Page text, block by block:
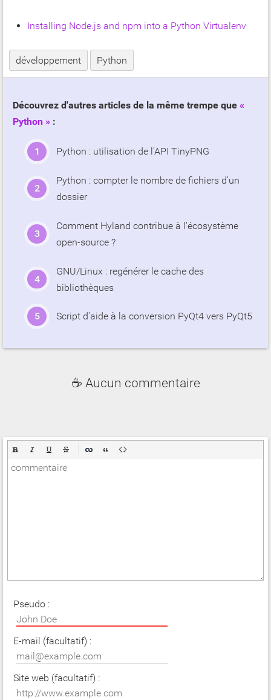
Installing Node.js and npm into a Python Virtualenv
développement Python
Découvrez d'autres articles de la même trempe que
Python
:
Python : utilisation de l'API TinyPNG
Python : compter le nombre de fichiers d'un
dossier
Comment Hyland contribue à l'écosystème
open-source ?
GNU/Linux : regénérer le cache des
bibliothèques
Script d'aide à la conversion PyQt4 vers PyQt5
☕ Aucun commentaire
Pseudo :
E-mail (facultatif) :
Site web (facultatif) :